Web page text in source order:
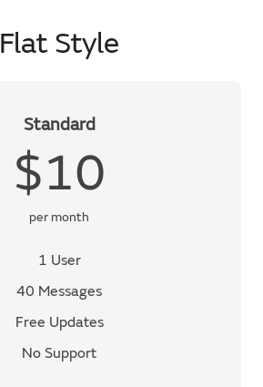
Flat Style
Standard
$10
per month
1 User
40 Messages
Free Updates
No Support